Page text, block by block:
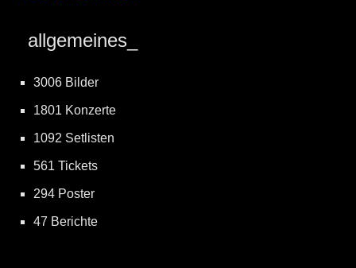
allgemeines_
3006 Bilder
1801 Konzerte
1092 Setlisten
561 Tickets
294 Poster
47 Berichte